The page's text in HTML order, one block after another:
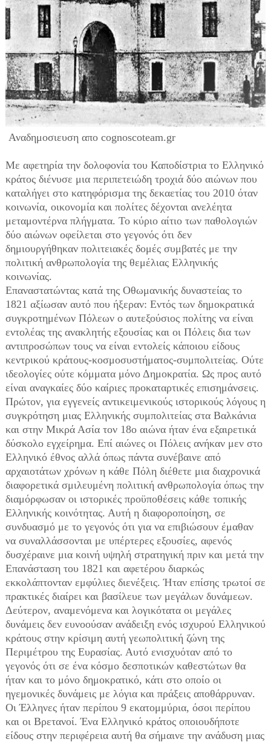
Αναδημοσιευση απο cognoscoteam.gr
Με αφετηρία την δολοφονία του Καποδίστρια το Ελληνικό
κράτος διένυσε μια περιπετειώδη τροχιά δύο αιώνων που
καταλήγει στο κατηφόρισμα της δεκαετίας του 2010 όταν
κοινωνία, οικονομία και πολίτες δέχονται ανελέητα
μεταμοντέρνα πλήγματα. Το κύριο αίτιο των παθολογιών
δύο αιώνων οφείλεται στο γεγονός ότι δεν
δημιουργήθηκαν πολιτειακές δομές συμβατές με την
πολιτική ανθρωπολογία της θεμέλιας Ελληνικής
κοινωνίας.
Επαναστατώντας κατά της Οθωμανικής δυναστείας το
1821 αξίωσαν αυτό που ήξεραν: Εντός των δημοκρατικά
συγκροτημένων Πόλεων ο αυτεξούσιος πολίτης να είναι
εντολέας της ανακλητής εξουσίας και οι Πόλεις δια των
αντιπροσώπων τους να είναι εντολείς κάποιου είδους
κεντρικού κράτους-κοσμοσυστήματος-συμπολιτείας. Ούτε
ιδεολογίες ούτε κόμματα μόνο Δημοκρατία. Ως προς αυτό
είναι αναγκαίες δύο καίριες προκαταρτικές επισημάνσεις.
Πρώτον, για εγγενείς αντικειμενικούς ιστορικούς λόγους η
συγκρότηση μιας Ελληνικής συμπολιτείας στα Βαλκάνια
και στην Μικρά Ασία τον 18ο αιώνα ήταν ένα εξαιρετικά
δύσκολο εγχείρημα. Επί αιώνες οι Πόλεις ανήκαν μεν στο
Ελληνικό έθνος αλλά όπως πάντα συνέβαινε από
αρχαιοτάτων χρόνων η κάθε Πόλη διέθετε μια διαχρονικά
διαφορετικά σμιλευμένη πολιτική ανθρωπολογία όπως την
διαμόρφωσαν οι ιστορικές προϋποθέσεις κάθε τοπικής
Ελληνικής κοινότητας. Αυτή η διαφοροποίηση, σε
συνδυασμό με το γεγονός ότι για να επιβιώσουν έμαθαν
να συναλλάσσονται με υπέρτερες εξουσίες, αφενός
δυσχέραινε μια κοινή υψηλή στρατηγική πριν και μετά την
Επανάσταση του 1821 και αφετέρου διαρκώς
εκκολάπτονταν εμφύλιες διενέξεις. Ήταν επίσης τρωτοί σε
πρακτικές διαίρει και βασίλευε των μεγάλων δυνάμεων.
Δεύτερον, αναμενόμενα και λογικότατα οι μεγάλες
δυνάμεις δεν ευνοούσαν ανάδειξη ενός ισχυρού Ελληνικού
κράτους στην κρίσιμη αυτή γεωπολιτική ζώνη της
Περιμέτρου της Ευρασίας. Αυτό ενισχυόταν από το
γεγονός ότι σε ένα κόσμο δεσποτικών καθεστώτων θα
ήταν και το μόνο δημοκρατικό, κάτι στο οποίο οι
ηγεμονικές δυνάμεις με λόγια και πράξεις αποθάρρυναν.
Οι Έλληνες ήταν περίπου 9 εκατομμύρια, όσοι περίπου
και οι Βρετανοί. Ένα Ελληνικό κράτος οποιουδήποτε
είδους στην περιφέρεια αυτή θα σήμαινε την ανάδυση μιας